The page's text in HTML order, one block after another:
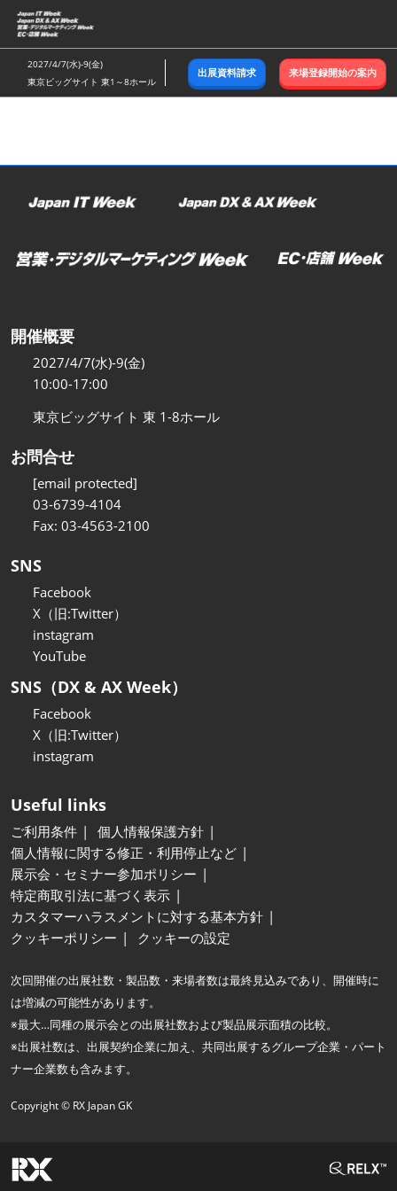
ス
キ
ッ
し
む
2027/4/7(水)-9(金)
東京ビッグサイト 東1～8ホール
出展資料請求 来場登録開始の案内
開催概要
2027/4/7(水)-9(金)
10:00-17:00
東京ビッグサイト 東 1-8ホール
お問合せ
[email protected]
03-6739-4104
Fax: 03-4563-2100
SNS
Facebook
X（旧:Twitter）
instagram
YouTube
SNS（DX & AX Week）
Facebook
X（旧:Twitter）
instagram
Useful links
ご利用条件
個人情報保護方針
個人情報に関する修正・利用停止など
展示会・セミナー参加ポリシー
特定商取引法に基づく表示
カスタマーハラスメントに対する基本方針
クッキーポリシー
クッキーの設定
次回開催の出展社数・製品数・来場者数は最終見込みであり、開催時に
は増減の可能性があります。
※最大…同種の展示会との出展社数および製品展示面積の比較。
※出展社数は、出展契約企業に加え、共同出展するグループ企業・パート
ナー企業数も含みます。
Copyright © RX Japan GK